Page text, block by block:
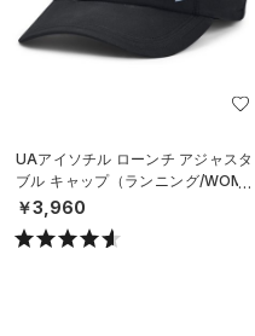
UAアイソチル ローンチ アジャスタ
ブル キャップ（ランニング/WOME
N）
￥3,960